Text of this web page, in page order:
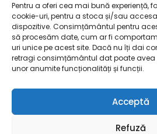
Pentru a oferi cea mai bună experiență,
cookie-uri, pentru a stoca și/sau
dispozitive. Consimțământul pentru
să procesăm date, cum ar fi
uri unice pe acest site. Dacă nu îți dai
retragi consimțământul dat poate
unor anumite funcționalități și funcții.
Acceptă
Refuză
Politica cookie-uri (UE)
Prelucrarea datelor cu
Legal